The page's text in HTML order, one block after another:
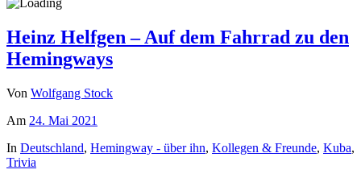
Heinz Helfgen – Auf dem Fahrrad zu den
Hemingways
Von Wolfgang Stock
Am 24. Mai 2021
In Deutschland, Hemingway - über ihn, Kollegen & Freunde, Kuba,
Trivia